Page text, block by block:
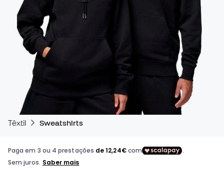
Têxtil Sweatshirts